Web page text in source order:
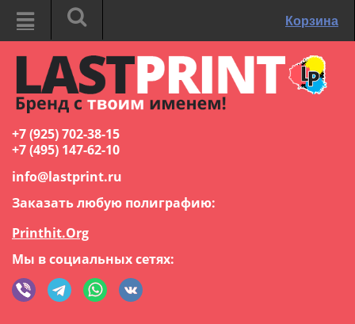
Корзина
+7 (925) 702-38-15
+7 (495) 147-62-10
info@lastprint.ru
Заказать любую полиграфию:
Printhit.Org
Мы в социальных сетях: